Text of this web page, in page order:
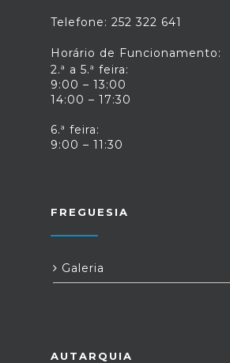
Telefone: 252 322 641
Horário de Funcionamento:
2.ª a 5.ª feira:
9:00 – 13:00
14:00 – 17:30
6.ª feira:
9:00 – 11:30
FREGUESIA
Galeria
AUTARQUIA